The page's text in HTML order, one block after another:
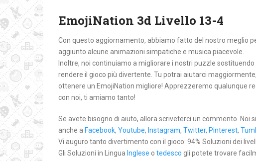
EmojiNation 3d Livello 13-4
Con questo aggiornamento, abbiamo fatto del nostro meglio
aggiunto alcune animazioni simpatiche e musica piacevole.
Inoltre, noi continuiamo a migliorare i nostri puzzle
rendere il gioco più divertente. Tu potrai aiutarci
ottenere un EmojiNation migliore! Apprezzeremo qualunque
con noi, ti amiamo tanto!
Se avete bisogno di aiuto, allora scriveterci un commento. Noi
anche a Facebook, Youtube, Instagram, Twitter, Pinterest,
Vi auguro tanto divertimento con il gioco: 94% Soluzioni dei
Gli Soluzioni in Lingua Inglese o tedesco gli potete trovare